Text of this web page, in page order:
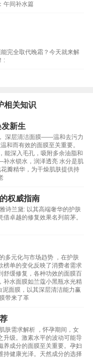
午间补水篇
完全取代晚霜？今天就来解
:
相关知识
新生
深层清洁面膜——温和去污力
和而有效的面膜至关重要。
能深入毛孔，吸附多余油脂和
水锁水，润泽透亮 水分是肌
瓣精华，为干燥肌肤提供持
权威指南
诗兰黛: 以其高端奢华的护肤
卓越的修复效果名列前茅。
多元化与市场趋势 ，在护肤
榜单的变化反映了消费者需求
舒缓修复，各种功效的面膜百
补水面膜如兰蔻小黑瓶水光精
面膜，以其深层清洁能力赢
带来了革
肤需求解析 ，怀孕期间，女
升级。激素水平的波动可能导
养成分的面膜至关重要。孕妇
持健康光泽。天然成分的选择